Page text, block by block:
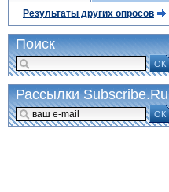
Результаты других опросов
Поиск
ОК
Рассылки Subscribe.Ru
ОК